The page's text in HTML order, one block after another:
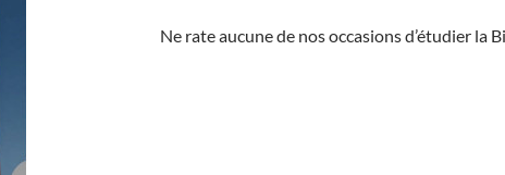
Ne rate aucune de nos occasions d’étudier la